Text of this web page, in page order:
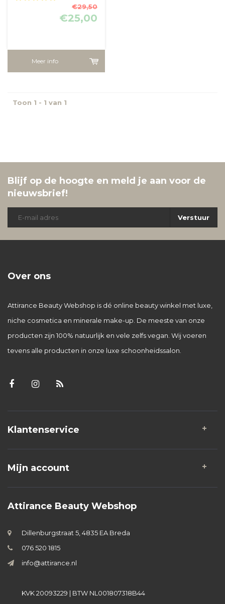
€29,50
€25,00
Meer info
Toon 1 - 1 van 1
Blijf op de hoogte en meld je aan voor de
nieuwsbrief!
Verstuur
Over ons
Attirance Beauty Webshop is dé online beauty winkel met luxe,
niche cosmetica en minerale make-up. De meeste van onze
producten zijn 100% natuurlijk en vele zelfs vegan. Wij voeren
tevens alle producten in onze luxe schoonheidssalon.
Klantenservice
Mijn account
Attirance Beauty Webshop
Dillenburgstraat 5, 4835 EA Breda
076 520 1815
info@attirance.nl
KVK 20093229 | BTW NL001807318B44